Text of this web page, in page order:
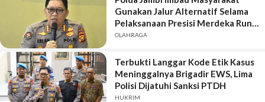
Gunakan Jalur Alternatif Selama
Pelaksanaan Presisi Merdeka Run
2026
OLAHRAGA
Terbukti Langgar Kode Etik Kasus
Meninggalnya Brigadir EWS, Lima
Polisi Dijatuhi Sanksi PTDH
HUKRIM